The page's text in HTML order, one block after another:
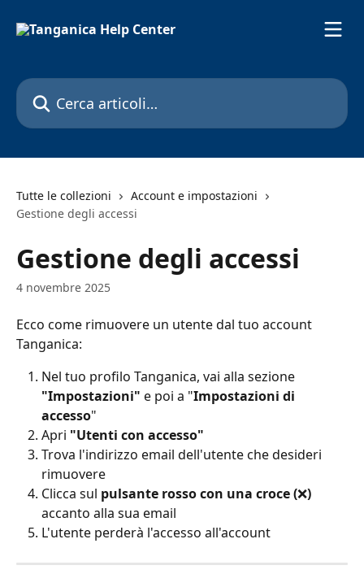
Cerca articoli…
Tutte le collezioni
Account e impostazioni
Gestione degli accessi
Gestione degli accessi
4 novembre 2025
Ecco come rimuovere un utente dal tuo account
Tanganica:
Nel tuo profilo Tanganica, vai alla sezione
"Impostazioni" e poi a "Impostazioni di
accesso"
Apri "Utenti con accesso"
Trova l'indirizzo email dell'utente che desideri
rimuovere
Clicca sul pulsante rosso con una croce (❌)
accanto alla sua email
L'utente perderà l'accesso all'account